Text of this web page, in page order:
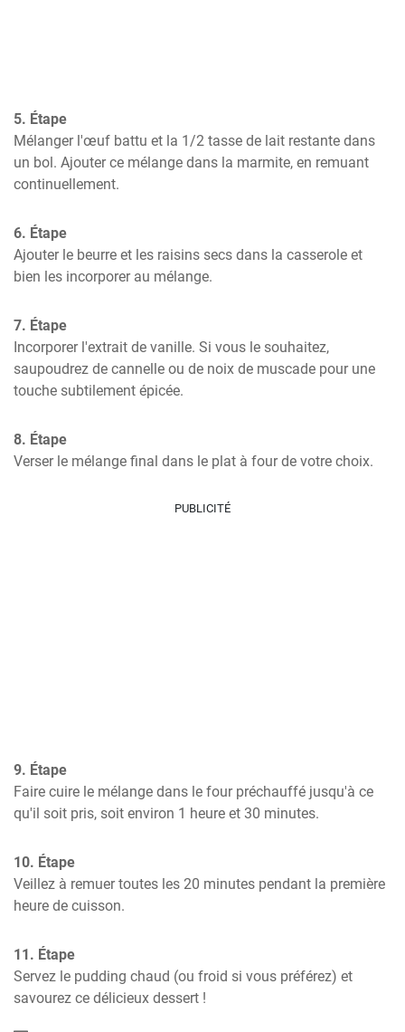
5. Étape
Mélanger l'œuf battu et la 1/2 tasse de lait restante dans
un bol. Ajouter ce mélange dans la marmite, en remuant
continuellement.
6. Étape
Ajouter le beurre et les raisins secs dans la casserole et
bien les incorporer au mélange.
7. Étape
Incorporer l'extrait de vanille. Si vous le souhaitez,
saupoudrez de cannelle ou de noix de muscade pour une
touche subtilement épicée.
8. Étape
Verser le mélange final dans le plat à four de votre choix.
PUBLICITÉ
9. Étape
Faire cuire le mélange dans le four préchauffé jusqu'à ce
qu'il soit pris, soit environ 1 heure et 30 minutes.
10. Étape
Veillez à remuer toutes les 20 minutes pendant la première
heure de cuisson.
11. Étape
Servez le pudding chaud (ou froid si vous préférez) et
savourez ce délicieux dessert !